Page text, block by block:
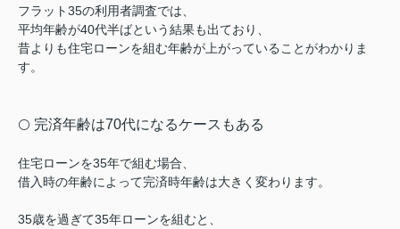
フラット35の利用者調査では、
平均年齢が40代半ばという結果も出ており、
昔よりも住宅ローンを組む年齢が上がっていることがわかりま
す。
⚪️ 完済年齢は70代になるケースもある
住宅ローンを35年で組む場合、
借入時の年齢によって完済時年齢は大きく変わります。
35歳を過ぎて35年ローンを組むと、